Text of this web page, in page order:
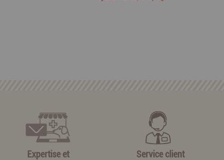
Expertise et
Service client